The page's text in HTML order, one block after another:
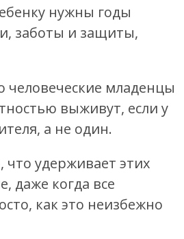
нужны годы
заботы и защиты,
человеческие младенцы
выживут, если у
а не один.
удерживает этих
даже когда все
как это неизбежно